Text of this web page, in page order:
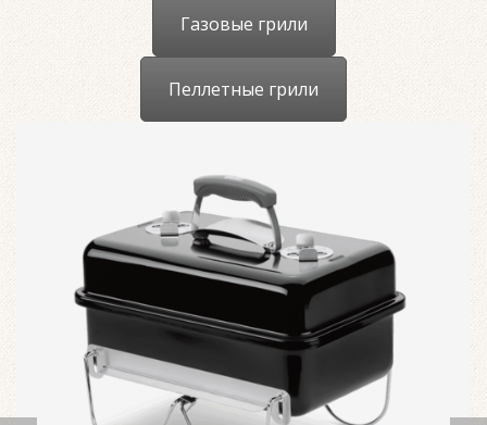
Газовые грили
Пеллетные грили